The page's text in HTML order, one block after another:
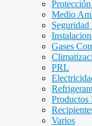
Medio
Seguridad
Gases
PRL
Productos
Varios